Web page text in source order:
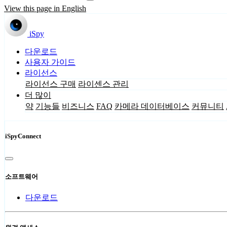
View this page in English
iSpy
다운로드
사용자 가이드
라이선스
라이선스 구매 라이센스 관리
더 많이
약 기능들 비즈니스 FAQ 카메라 데이터베이스 커뮤니티
iSpyConnect
소프트웨어
다운로드